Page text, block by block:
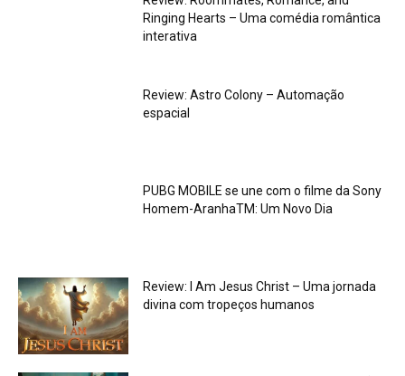
Ringing Hearts – Uma comédia romântica
interativa
Review: Astro Colony – Automação
espacial
PUBG MOBILE se une com o filme da Sony
Homem-AranhaTM: Um Novo Dia
Review: I Am Jesus Christ – Uma jornada
divina com tropeços humanos